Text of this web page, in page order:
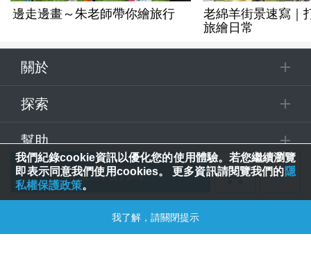
邊走邊畫～朱老師帶你繪旅行
老綿羊街景速寫｜
旅繪日常
立即訂閱
關於
探索
幫助
追蹤
© 2025 Spring House Entertainment Tech. Inc. All Rights Reserved.
我們紀錄cookie資訊以優化您的使用體驗。若您繼續瀏覽
即表示同意我們使用cookies。 更多資訊請閱覽我們的隱
私權保護政策。
我了解，請關閉提示